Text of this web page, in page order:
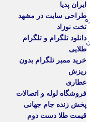
ایران پدیا
طراحی سایت در مشهد
تخت نوزاد
دانلود تلگرام و تلگرام
طلایی
خرید ممبر تلگرام بدون
ریزش
عطاری
فروشگاه لوله و اتصالات
پخش زنده جام جهانی
قیمت طلا دست دوم